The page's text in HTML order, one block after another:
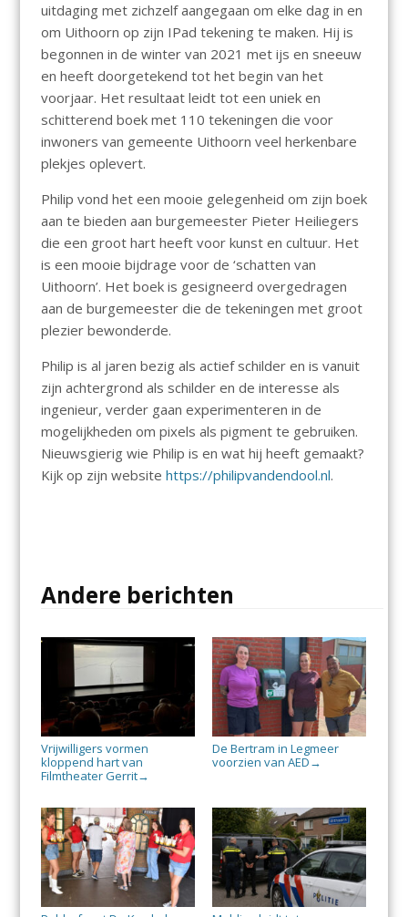
uitdaging met zichzelf aangegaan om elke dag in en
om Uithoorn op zijn IPad tekening te maken. Hij is
begonnen in de winter van 2021 met ijs en sneeuw
en heeft doorgetekend tot het begin van het
voorjaar. Het resultaat leidt tot een uniek en
schitterend boek met 110 tekeningen die voor
inwoners van gemeente Uithoorn veel herkenbare
plekjes oplevert.
Philip vond het een mooie gelegenheid om zijn boek
aan te bieden aan burgemeester Pieter Heiliegers
die een groot hart heeft voor kunst en cultuur. Het
is een mooie bijdrage voor de ‘schatten van
Uithoorn’. Het boek is gesigneerd overgedragen
aan de burgemeester die de tekeningen met groot
plezier bewonderde.
Philip is al jaren bezig als actief schilder en is vanuit
zijn achtergrond als schilder en de interesse als
ingenieur, verder gaan experimenteren in de
mogelijkheden om pixels als pigment te gebruiken.
Nieuwsgierig wie Philip is en wat hij heeft gemaakt?
Kijk op zijn website https://philipvandendool.nl.
Andere berichten
Vrijwilligers vormen
kloppend hart van
Filmtheater Gerrit→
De Bertram in Legmeer
voorzien van AED →